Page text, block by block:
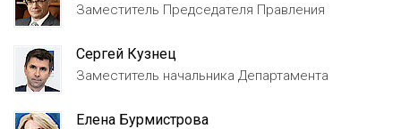
Заместитель Председателя Правления
Сергей Кузнец
Заместитель начальника Департамента
Елена Бурмистрова